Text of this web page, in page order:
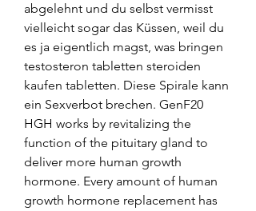
abgelehnt und du selbst vermisst
vielleicht sogar das Küssen, weil du
es ja eigentlich magst, was bringen
testosteron tabletten steroiden
kaufen tabletten. Diese Spirale kann
ein Sexverbot brechen. GenF20
HGH works by revitalizing the
function of the pituitary gland to
deliver more human growth
hormone. Every amount of human
growth hormone replacement has